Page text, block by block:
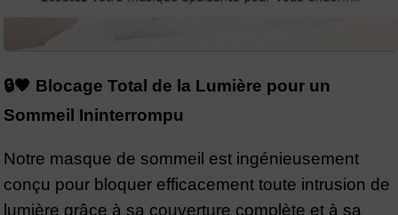
🔒🖤 Blocage Total de la Lumière pour un
Sommeil Ininterrompu
Notre masque de sommeil est ingénieusement
conçu pour bloquer efficacement toute intrusion de
lumière grâce à sa couverture complète et à sa